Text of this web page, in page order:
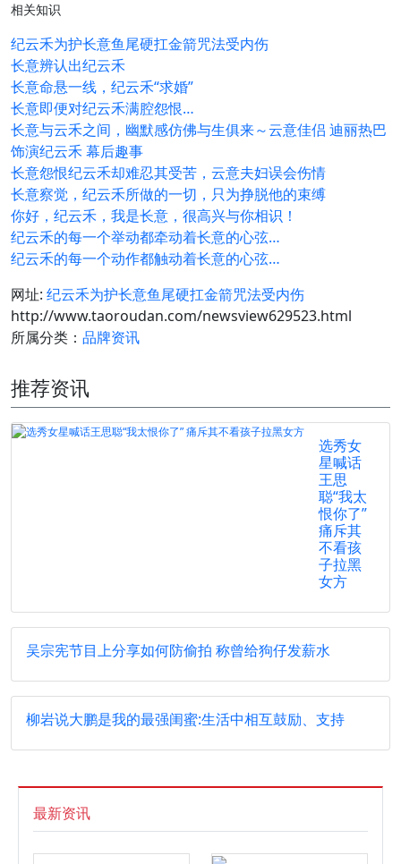
相关知识
纪云禾为护长意鱼尾硬扛金箭咒法受内伤
长意辨认出纪云禾
长意命悬一线，纪云禾“求婚”
长意即便对纪云禾满腔怨恨…
长意与云禾之间，幽默感仿佛与生俱来～云意佳侣 迪丽热巴
饰演纪云禾 幕后趣事
长意怨恨纪云禾却难忍其受苦，云意夫妇误会伤情
长意察觉，纪云禾所做的一切，只为挣脱他的束缚
你好，纪云禾，我是长意，很高兴与你相识！
纪云禾的每一个举动都牵动着长意的心弦…
纪云禾的每一个动作都触动着长意的心弦…
网址: 纪云禾为护长意鱼尾硬扛金箭咒法受内伤
http://www.taoroudan.com/newsview629523.html
所属分类： 品牌资讯
推荐资讯
选秀女
星喊话
王思
聪“我太
恨你了”
痛斥其
不看孩
子拉黑
女方
吴宗宪节目上分享如何防偷拍 称曾给狗仔发薪水
柳岩说大鹏是我的最强闺蜜:生活中相互鼓励、支持
最新资讯